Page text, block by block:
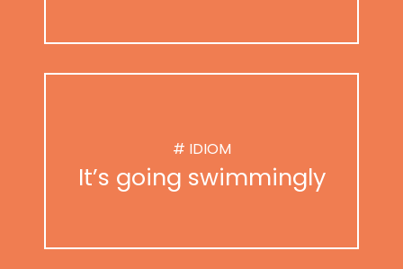
# IDIOM
It’s going swimmingly